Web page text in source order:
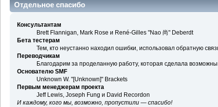
Отдельное спасибо
Консультантам
Brett Flannigan, Mark Rose и René-Gilles "Nao 尚" Deberdt
Бета тестерам
Тем, кто неустанно находил ошибки, использовал обратную
Переводчикам
Благодарим за проделанную работу, которая сделала
Основателю SMF
Unknown W. "[Unknown]" Brackets
Первым менеджерам проекта
Jeff Lewis, Joseph Fung и David Recordon
И каждому, кого мы, возможно, пропустили — спасибо!